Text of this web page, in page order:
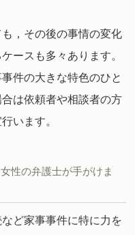
，その後の事情の変化
ースも多々あります。
件の大きな特色のひと
は依頼者や相談者の方
います。
性の弁護士が手がけま
ど家事事件に特に力を